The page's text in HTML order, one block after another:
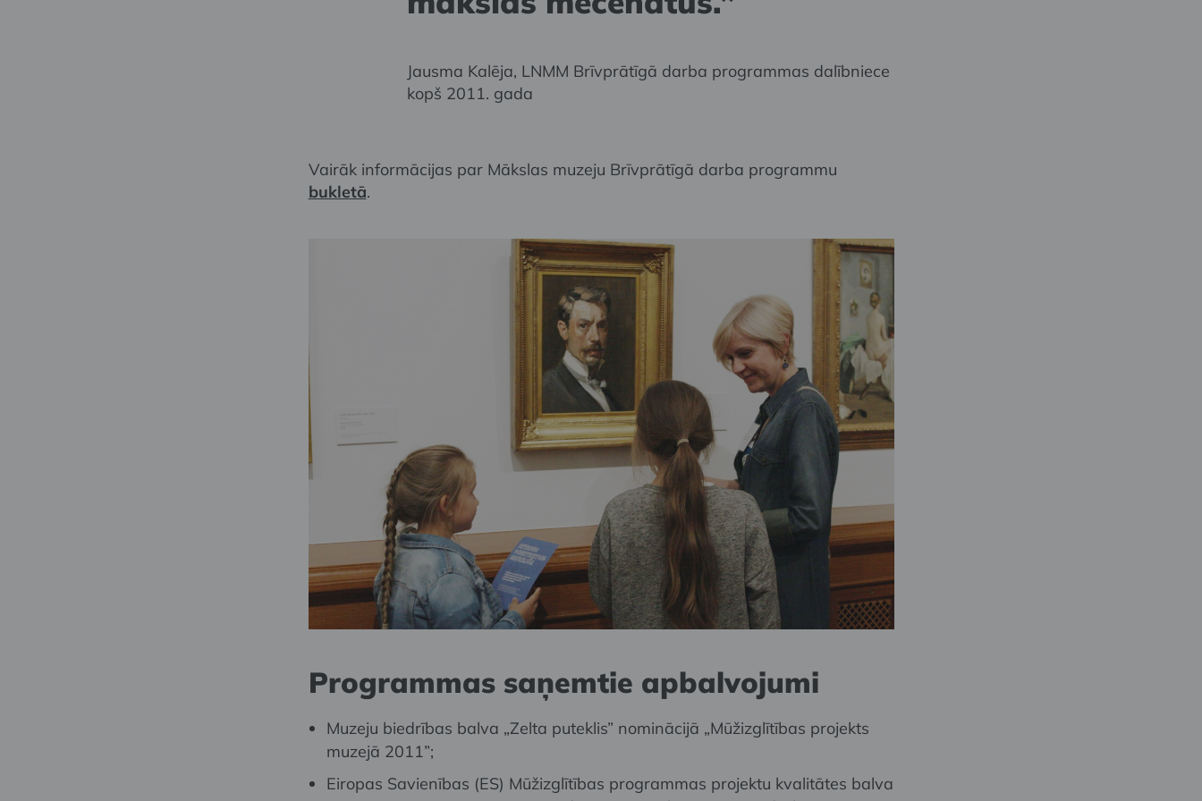
Jausma Kalēja, LNMM Brīvprātīgā darba programmas dalībniece
kopš 2011. gada
Vairāk informācijas par Mākslas muzeju Brīvprātīgā darba programmu
bukletā.
Programmas saņemtie apbalvojumi
Muzeju biedrības balva „Zelta puteklis” nominācijā „Mūžizglītības projekts
muzejā 2011”;
Eiropas Savienības (ES) Mūžizglītības programmas projektu kvalitātes balva